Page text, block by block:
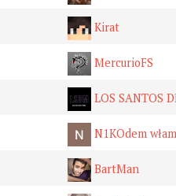
Kirat
MercurioFS
LOS SANTOS
N1KOdem
BartMan